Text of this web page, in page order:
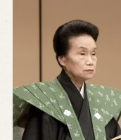
淡路島と国生
淡路人形浄瑠
淡路人形独自
南あわじ市の
ご利用案
営業日時・料金